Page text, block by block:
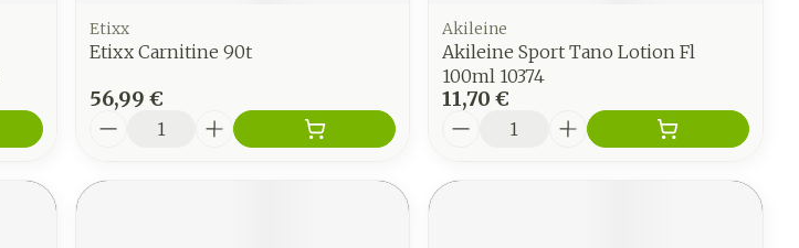
Etixx
Etixx Carnitine 90t
56,99 €
Quantité
Akileine
Akileine Sport Tano Lotion Fl
100ml 10374
11,70 €
Quantité